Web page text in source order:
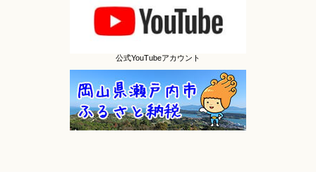
公式YouTubeアカウント